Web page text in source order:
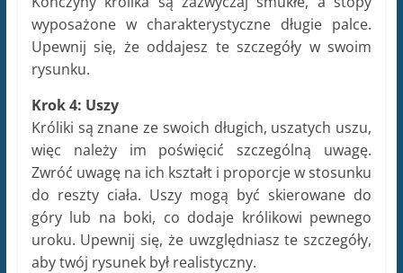
uroku. Upewnij się, że uwzględniasz te szczegóły,
aby twój rysunek był realistyczny.
Krok 5: Detale sierści
wyzwaniem w rysowaniu. Użyj różnych technik
cieniowania, takich jak kreski, kropki lub delikatne
smugi, aby oddać teksturę sierści. Zwróć uwagę
na kierunek, w jakim rozmieszczone są włosy, aby
uzyskać bardziej autentyczny wygląd.
Krok 6: Cieniowanie i wykończenie
Ostatnim krokiem jest dodanie cieniowania i